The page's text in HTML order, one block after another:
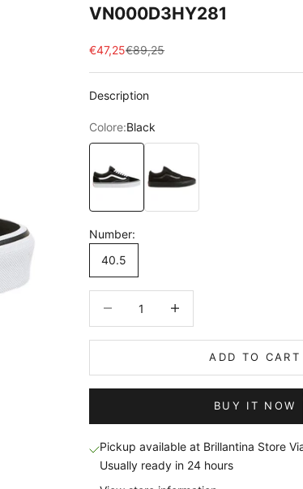
VN000D3HY281
Sale price
€47,25Regular price
€89,25
Description
Colore:Black
Number:
40.5
ADD TO CART
BUY IT NOW
Pickup available at Brillantina Store
Usually ready in 24 hours